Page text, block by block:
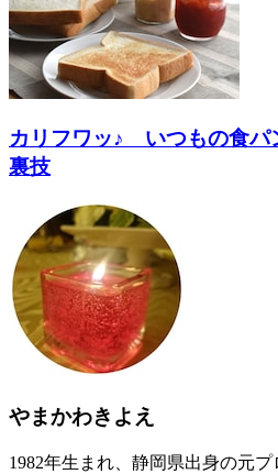
カリフワッ♪ いつもの食パ
裏技
やまかわきよえ
1982年生まれ、静岡県出身の元